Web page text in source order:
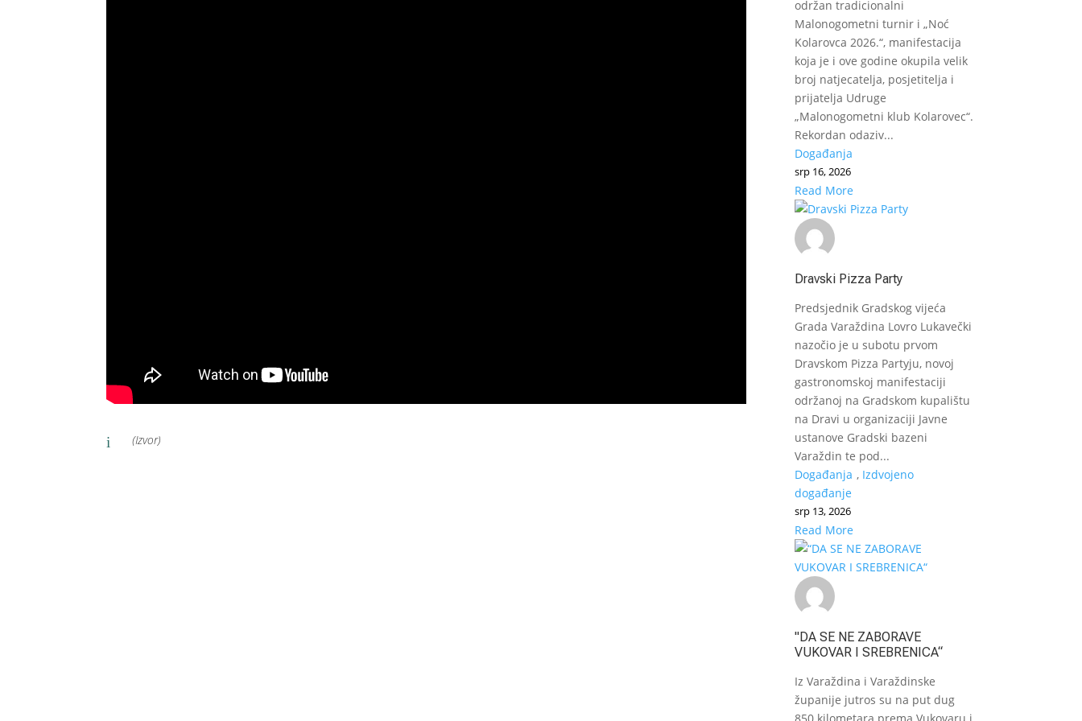
i (Izvor)
održan tradicionalni
Malonogometni turnir i „Noć
Kolarovca 2026.“, manifestacija
koja je i ove godine okupila velik
broj natjecatelja, posjetitelja i
prijatelja Udruge
„Malonogometni klub Kolarovec“.
Rekordan odaziv...
Događanja
srp 16, 2026
Read More
Dravski Pizza Party
Predsjednik Gradskog vijeća
Grada Varaždina Lovro Lukavečki
nazočio je u subotu prvom
Dravskom Pizza Partyju, novoj
gastronomskoj manifestaciji
održanoj na Gradskom kupalištu
na Dravi u organizaciji Javne
ustanove Gradski bazeni
Varaždin te pod...
Događanja , Izdvojeno
događanje
srp 13, 2026
Read More
"DA SE NE ZABORAVE
VUKOVAR I SREBRENICA“
Iz Varaždina i Varaždinske
županije jutros su na put dug